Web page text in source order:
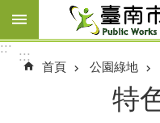
跳到主要內容區塊
:::
:::
首頁 公園綠地
特